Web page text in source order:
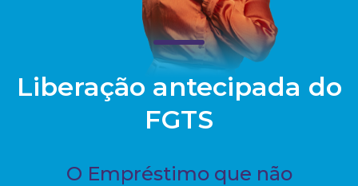
Liberação antecipada do
FGTS
O Empréstimo que não